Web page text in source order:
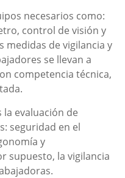
necesarios como:
control de visión y
medidas de vigilancia y
se llevan a
competencia técnica,
la evaluación de
seguridad en el
y
supuesto, la vigilancia